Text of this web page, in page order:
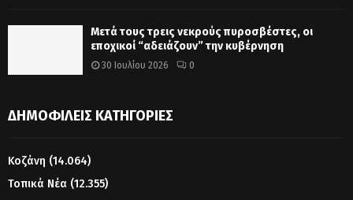
Μετά τους τρεις νεκρούς πυροσβέστες, οι
εποχικοί “αδειάζουν” την κυβέρνηση
30 Ιουλίου 2026 0
ΔΗΜΟΦΙΛΕΊΣ ΚΑΤΗΓΟΡΊΕΣ
Κοζάνη (14.064)
Τοπικά Νέα (12.355)